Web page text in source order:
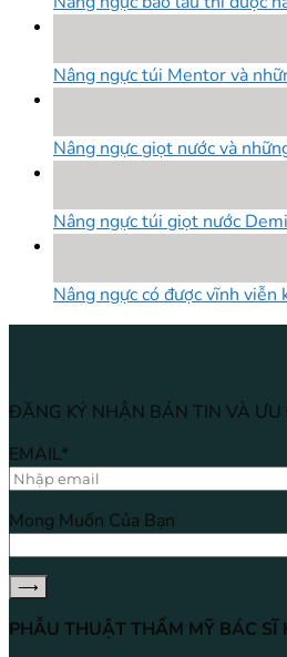
Nâng ngực túi Mentor và
Nâng ngực giọt nước và
Nâng ngực túi giọt nước Demi
Nâng ngực có được vĩnh viễn
ĐĂNG KÝ NHẬN BẢN TIN VÀ
EMAIL*
Mong Muốn Của Bạn
PHẪU THUẬT THẨM MỸ BÁC SĨ